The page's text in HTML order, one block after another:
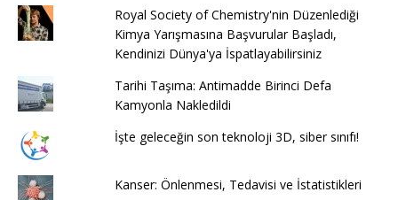
Royal Society of Chemistry'nin Düzenlediği
Kimya Yarışmasına Başvurular Başladı,
Kendinizi Dünya'ya İspatlayabilirsiniz
Tarihi Taşıma: Antimadde Birinci Defa
Kamyonla Nakledildi
İşte geleceğin son teknoloji 3D, siber sınıfı!
Kanser: Önlenmesi, Tedavisi ve İstatistikleri